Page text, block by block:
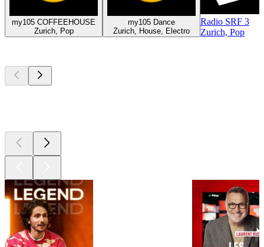
my105 COFFEEHOUSE
Zurich, Pop
my105 Dance
Zurich, House, Electro
Radio SRF 3
Zurich, Pop